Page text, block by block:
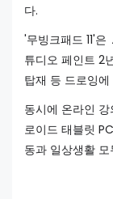
다.
'무빙크패드 11'
튜디오 페인트 2
탑재 등 드로잉
동시에 온라인
로이드 태블릿
동과 일상생활